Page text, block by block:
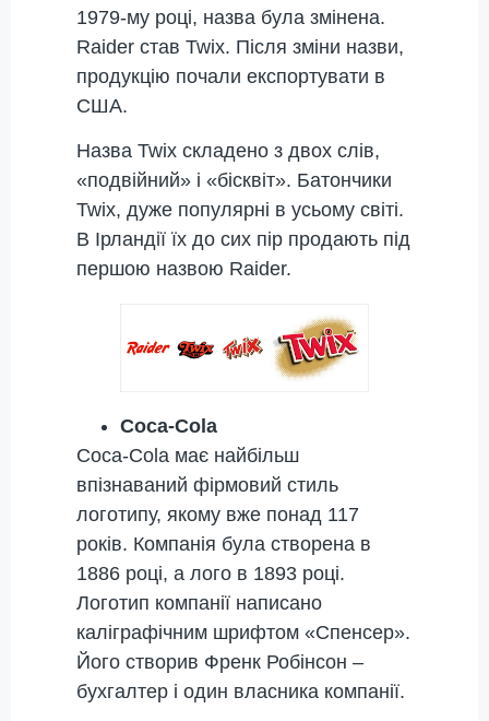
1979-му році, назва була змінена.
Raider став Twix. Після зміни назви,
продукцію почали експортувати в
США.
Назва Twix складено з двох слів,
«подвійний» і «бісквіт». Батончики
Twix, дуже популярні в усьому світі.
В Ірландії їх до сих пір продають під
першою назвою Raider.
Coca-Cola
Coca-Cola має найбільш
впізнаваний фірмовий стиль
логотипу, якому вже понад 117
років. Компанія була створена в
1886 році, а лого в 1893 році.
Логотип компанії написано
каліграфічним шрифтом «Спенсер».
Його створив Френк Робінсон –
бухгалтер і один власника компанії.